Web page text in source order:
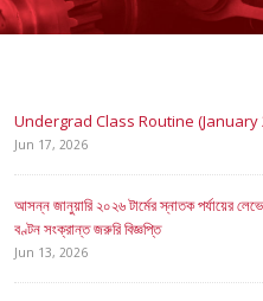
Undergrad Class Routine (January
Jun 17, 2026
আসন্ন জানুয়ারি ২০২৬ টার্মের স্নাতক পর্যায়ের
বণ্টন সংক্রান্ত জরুরি বিজ্ঞপ্তি
Jun 13, 2026